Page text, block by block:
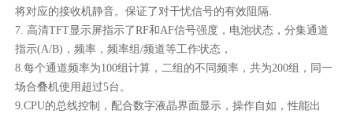
将对应的接收机静音。保证了对干忧信号的有效阻隔.
7. 高清TFT显示屏指示了RF和AF信号强度，电池状态，分集通道
指示(A/B)，频率，频率组/频道等工作状态，
8.每个通道频率为100组计算，二组的不同频率，共为200组，同一
场合叠机使用超过5台。
9.CPU的总线控制，配合数字液晶界面显示，操作自如，性能出